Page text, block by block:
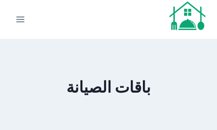
التجاوز
المحتوى
باقات الصيانة